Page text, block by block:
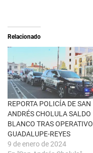
e
b
r
n
u
n
a
v
e
n
t
a
n
a
n
u
e
e
a
c
e
b
o
o
k
(
S
e
a
b
r
e
Relacionado
REPORTA POLICÍA DE SAN
ANDRÉS CHOLULA SALDO
BLANCO TRAS OPERATIVO
GUADALUPE-REYES
9 de enero de 2024